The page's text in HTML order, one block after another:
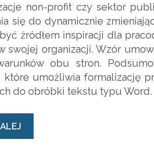
non-profit czy sektor
się do dynamicznie
źródłem inspiracji dla
swojej organizacji. Wzór
obu stron.
które umożliwia formalizację
do obróbki tekstu typu Word.